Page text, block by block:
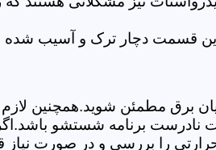
قسمت دچار ترک و آسیب شده
برق مطمئن شوید.همچنین
نادرست برنامه شستشو
حرارتی را بررسی و در صورت